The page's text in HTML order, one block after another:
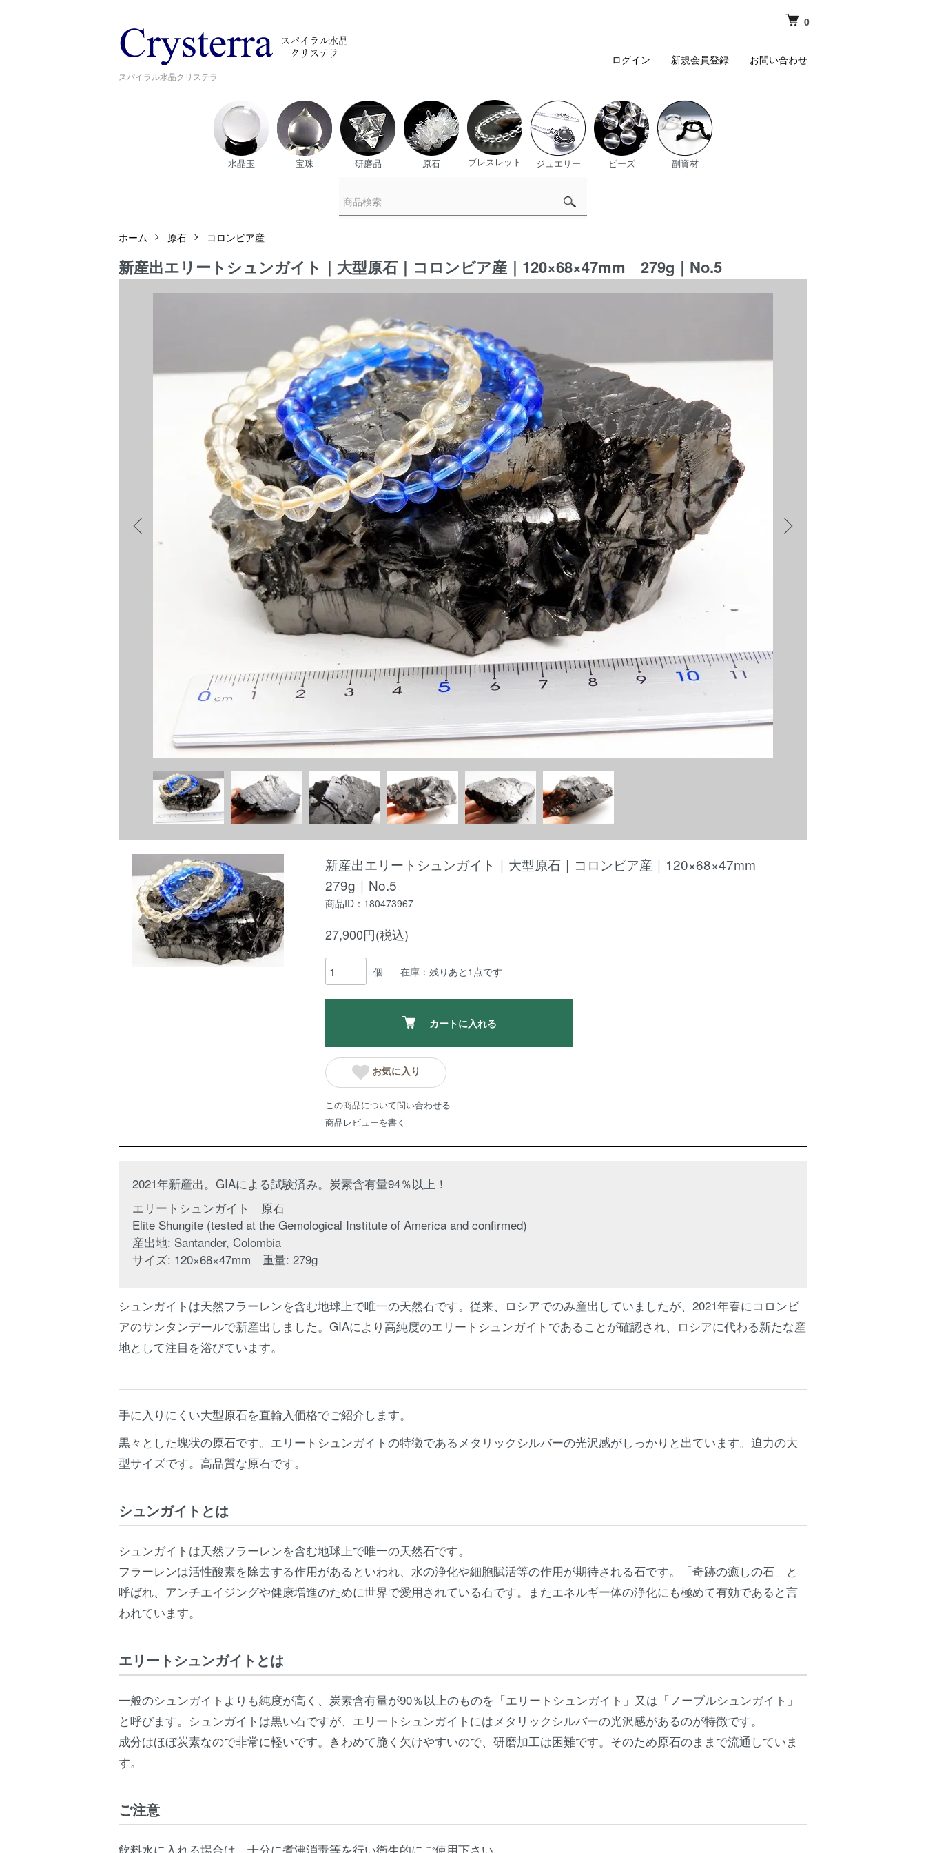
スパイラル水晶クリステラ
0
ログイン 新規会員登録 お問い合わせ
水晶玉 宝珠 研磨品 原石 ブレスレット ジュエリー ビーズ 副資材
ホーム 原石 コロンビア産
新産出エリートシュンガイト｜大型原石｜コロンビア産｜120×68×47mm 279g｜No.5
新産出エリートシュンガイト｜大型原石｜コロンビア産｜120×68×47mm
279g｜No.5
商品ID：180473967
27,900円(税込)
個 在庫：残りあと1点です
カートに入れる
お気に入り
この商品について問い合わせる
商品レビューを書く
2021年新産出。GIAによる試験済み。炭素含有量94％以上！
エリートシュンガイト 原石
Elite Shungite (tested at the Gemological Institute of America and confirmed)
産出地: Santander, Colombia
サイズ: 120×68×47mm 重量: 279g
シュンガイトは天然フラーレンを含む地球上で唯一の天然石です。従来、ロシアでのみ産出していましたが、2021年春にコロンビ
アのサンタンデールで新産出しました。GIAにより高純度のエリートシュンガイトであることが確認され、ロシアに代わる新たな産
地として注目を浴びています。
手に入りにくい大型原石を直輸入価格でご紹介します。
黒々とした塊状の原石です。エリートシュンガイトの特徴であるメタリックシルバーの光沢感がしっかりと出ています。迫力の大
型サイズです。高品質な原石です。
シュンガイトとは
シュンガイトは天然フラーレンを含む地球上で唯一の天然石です。
フラーレンは活性酸素を除去する作用があるといわれ、水の浄化や細胞賦活等の作用が期待される石です。「奇跡の癒しの石」と
呼ばれ、アンチエイジングや健康増進のために世界で愛用されている石です。またエネルギー体の浄化にも極めて有効であると言
われています。
エリートシュンガイトとは
一般のシュンガイトよりも純度が高く、炭素含有量が90％以上のものを「エリートシュンガイト」又は「ノーブルシュンガイト」
と呼びます。シュンガイトは黒い石ですが、エリートシュンガイトにはメタリックシルバーの光沢感があるのが特徴です。
成分はほぼ炭素なので非常に軽いです。きわめて脆く欠けやすいので、研磨加工は困難です。そのため原石のままで流通していま
す。
ご注意
飲料水に入れる場合は、十分に煮沸消毒等を行い衛生的にご使用下さい。